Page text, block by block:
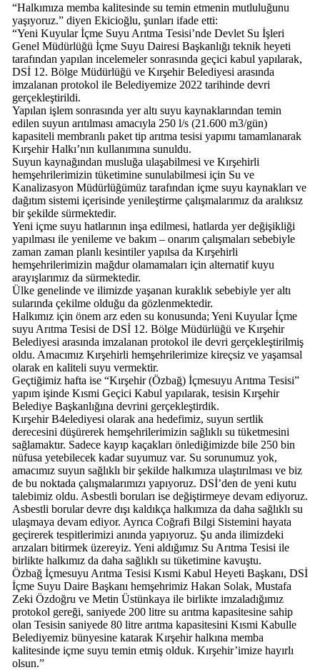
“Halkımıza memba kalitesinde su temin etmenin mutluluğunu
yaşıyoruz.” diyen Ekicioğlu, şunları ifade etti:
“Yeni Kuyular İçme Suyu Arıtma Tesisi’nde Devlet Su İşleri
Genel Müdürlüğü İçme Suyu Dairesi Başkanlığı teknik heyeti
tarafından yapılan incelemeler sonrasında geçici kabul yapılarak,
DSİ 12. Bölge Müdürlüğü ve Kırşehir Belediyesi arasında
imzalanan protokol ile Belediyemize 2022 tarihinde devri
gerçekleştirildi.
Yapılan işlem sonrasında yer altı suyu kaynaklarından temin
edilen suyun arıtılması amacıyla 250 l/s (21.600 m3/gün)
kapasiteli membranlı paket tip arıtma tesisi yapımı tamamlanarak
Kırşehir Halkı’nın kullanımına sunuldu.
Suyun kaynağından musluğa ulaşabilmesi ve Kırşehirli
hemşehrilerimizin tüketimine sunulabilmesi için Su ve
Kanalizasyon Müdürlüğümüz tarafından içme suyu kaynakları ve
dağıtım sistemi içerisinde yenileştirme çalışmalarımız da aralıksız
bir şekilde sürmektedir.
Yeni içme suyu hatlarının inşa edilmesi, hatlarda yer değişikliği
yapılması ile yenileme ve bakım – onarım çalışmaları sebebiyle
zaman zaman planlı kesintiler yapılsa da Kırşehirli
hemşehrilerimizin mağdur olamamaları için alternatif kuyu
arayışlarımız da sürmektedir.
Ülke genelinde ve ilimizde yaşanan kuraklık sebebiyle yer altı
sularında çekilme olduğu da gözlenmektedir.
Halkımız için önem arz eden su konusunda; Yeni Kuyular İçme
suyu Arıtma Tesisi de DSİ 12. Bölge Müdürlüğü ve Kırşehir
Belediyesi arasında imzalanan protokol ile devri gerçekleştirilmiş
oldu. Amacımız Kırşehirli hemşehrilerimize kireçsiz ve yaşamsal
olarak en kaliteli suyu vermektir.
Geçtiğimiz hafta ise “Kırşehir (Özbağ) İçmesuyu Arıtma Tesisi”
yapım işinde Kısmi Geçici Kabul yapılarak, tesisin Kırşehir
Belediye Başkanlığına devrini gerçekleştirdik.
Kırşehir B4elediyesi olarak ana hedefimiz, suyun sertlik
derecesini düşürerek hemşehrilerimizin sağlıklı su tüketmesini
sağlamaktır. Sadece kayıp kaçakları önlediğimizde bile 250 bin
nüfusa yetebilecek kadar suyumuz var. Su sorunumuz yok,
amacımız suyun sağlıklı bir şekilde halkımıza ulaştırılması ve biz
de bu noktada çalışmalarımızı yapıyoruz. DSİ’den de yeni kutu
talebimiz oldu. Asbestli boruları ise değiştirmeye devam ediyoruz.
Asbestli borular devre dışı kaldıkça halkımıza da daha sağlıklı su
ulaşmaya devam ediyor. Ayrıca Coğrafi Bilgi Sistemini hayata
geçirerek tespitlerimizi anında yapıyoruz. Şu anda ilimizdeki
arızaları bitirmek üzereyiz. Yeni aldığımız Su Arıtma Tesisi ile
birlikte halkımız da daha sağlıklı su tüketimine kavuştu.
Özbağ İçmesuyu Arıtma Tesisi Kısmi Kabul Heyeti Başkanı, DSİ
İçme Suyu Daire Başkanı hemşehrimiz Hakan Solak, Mustafa
Zeki Özdoğru ve Metin Üstünkaya ile birlikte imzaladığımız
protokol gereği, saniyede 200 litre su arıtma kapasitesine sahip
olan Tesisin saniyede 80 litre arıtma kapasitesini Kısmi Kabulle
Belediyemiz bünyesine katarak Kırşehir halkına memba
kalitesinde içme suyu temin etmiş olduk. Kırşehir’imize hayırlı
olsun.”